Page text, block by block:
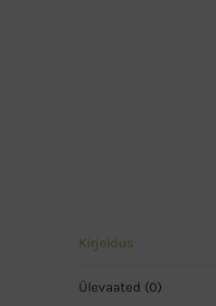
Kirjeldus
Ülevaated (0)